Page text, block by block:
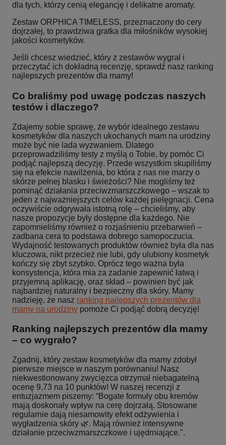
dla tych, którzy cenią elegancję i delikatne aromaty.
Zestaw ORPHICA TIMELESS, przeznaczony do cery
dojrzałej, to prawdziwa gratka dla miłośników wysokiej
jakości kosmetyków.
Jeśli chcesz wiedzieć, który z zestawów wygrał i
przeczytać ich dokładną recenzję, sprawdź nasz ranking
najlepszych prezentów dla mamy!
Co braliśmy pod uwagę podczas naszych
testów i dlaczego?
Zdajemy sobie sprawę, że wybór idealnego zestawu
kosmetyków dla naszych ukochanych mam na urodziny
może być nie lada wyzwaniem. Dlatego
przeprowadziliśmy testy z myślą o Tobie, by pomóc Ci
podjąć najlepszą decyzję. Przede wszystkim skupiliśmy
się na efekcie nawilżenia, bo która z nas nie marzy o
skórze pełnej blasku i świeżości? Nie mogliśmy też
pominąć działania przeciwzmarszczkowego – wszak to
jeden z najważniejszych celów każdej pielęgnacji. Cena
oczywiście odgrywała istotną rolę – chcieliśmy, aby
nasze propozycje były dostępne dla każdego. Nie
zapomnieliśmy również o rozjaśnieniu przebarwień –
zadbana cera to podstawa dobrego samopoczucia.
Wydajność testowanych produktów również była dla nas
kluczowa, nikt przecież nie lubi, gdy ulubiony kosmetyk
kończy się zbyt szybko. Oprócz tego ważna była
konsystencja, która mia za zadanie zapewnić łatwą i
przyjemną aplikację, oraz skład – powinien być jak
najbardziej naturalny i bezpieczny dla skóry. Mamy
nadzieję, że nasz ranking najlepszych prezentów dla
mamy na urodziny pomoże Ci podjąć dobrą decyzję!
Ranking najlepszych prezentów dla mamy
– co wygrało?
Zgadnij, który zestaw kosmetyków dla mamy zdobył
pierwsze miejsce w naszym porównaniu! Nasz
niekwestionowany zwycięzca otrzymał niebagatelną
ocenę 9,73 na 10 punktów! W naszej recenzji z
entuzjazmem piszemy: “Bogate formuły obu kremów
mają doskonały wpływ na cerę dojrzałą. Stosowane
regularnie dają niesamowity efekt odżywienia i
wygładzenia skóry 🌿. Mają również intensywne
działanie przeciwzmarszczkowe i ujędrniające.".